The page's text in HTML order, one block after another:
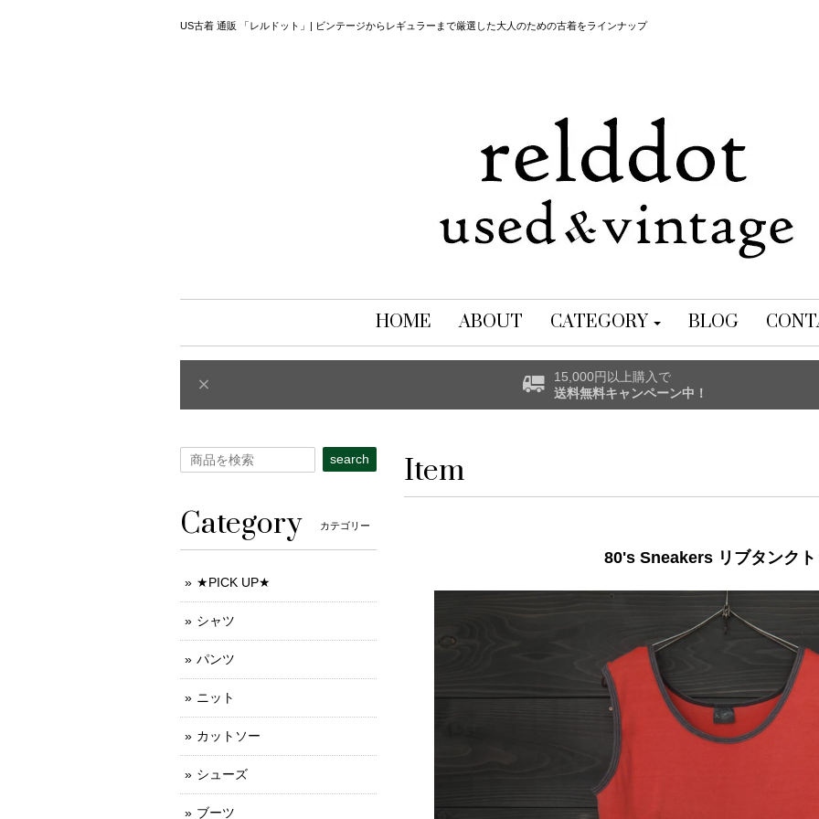
US古着 通販 「レルドット」| ビンテージからレギュラーまで厳選した大人のための古着をラインナップ
HOME ABOUT CATEGORY BLOG
15,000円以上購入で
送料無料キャンペーン中！
Item
80's Sneakers リブタンクト
search
Category カテゴリー
★PICK UP★
シャツ
パンツ
ニット
カットソー
シューズ
ブーツ